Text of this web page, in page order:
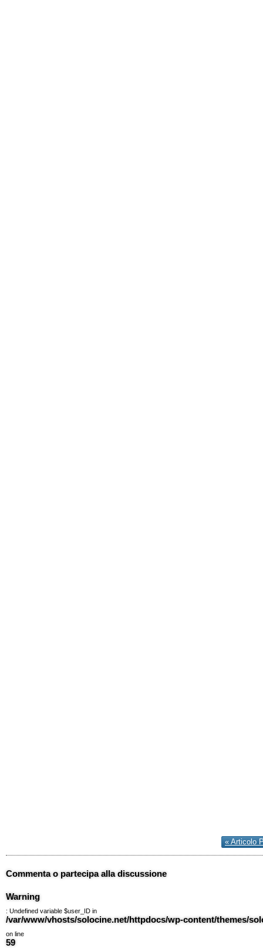
« Articolo
Commenta o partecipa alla discussione
Warning
: Undefined variable $user_ID in
/var/www/vhosts/solocine.net/httpdocs/wp-content/themes/
on line
59